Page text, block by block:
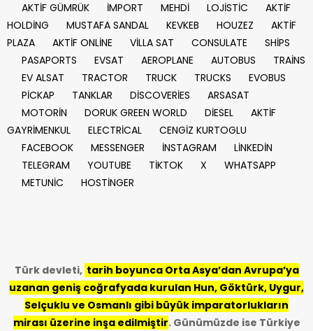
AKTİF GÜMRÜK
İMPORT MEHDİ LOJİSTİC
AKTİF
HOLDİNG
MUSTAFA SANDAL KEVKEB HOUZEZ
AKTİF
PLAZA
AKTİF ONLİNE VİLLA SAT CONSULATE
SHİPS
PASAPORTS
EVSAT AEROPLANE AUTOBUS
TRAİNS
EV ALSAT
TRACTOR TRUCK TRUCKS
EVOBUS
PİCKAP
TANKLAR DİSCOVERİES
ARSASAT
MOTORİN
DORUK GREEN WORLD DİESEL
AKTİF
GAYRİMENKUL
ELECTRİCAL
CENGİZ KURTOGLU
FACEBOOK
MESSENGER İNSTAGRAM
LİNKEDİN
TELEGRAM
YOUTUBE TİKTOK X
WHATSAPP
METUNİC
HOSTİNGER
Türk devleti, tarih boyunca Orta Asya’dan Avrupa’ya
uzanan geniş coğrafyada kurulan Hun, Göktürk, Uygur,
Selçuklu ve Osmanlı gibi büyük imparatorlukların
mirası üzerine inşa edilmiştir. Günümüzde ise Türkiye